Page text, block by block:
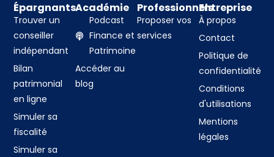
Épargnants
Trouver un
conseiller
indépendant
Bilan
patrimonial
en ligne
Simuler sa
fiscalité
Simuler sa
Académie
Podcast
Finance et
Patrimoine
Accéder au
blog
Professionnels
Proposer vos
services
Entreprise
À propos
Contact
Politique de
confidentialité
Conditions
d'utilisations
Mentions
légales